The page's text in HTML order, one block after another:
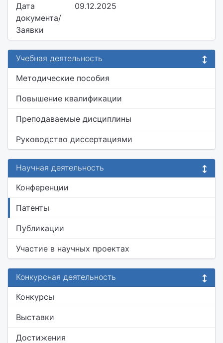
Дата
документа/
Заявки
09.12.2025
Учебная деятельность
Методические пособия
Повышение квалификации
Преподаваемые дисциплины
Руководство диссертациями
Научная деятельность
Конференции
Патенты
Публикации
Участие в научных проектах
Конкурсная деятельность
Конкурсы
Выставки
Достижения